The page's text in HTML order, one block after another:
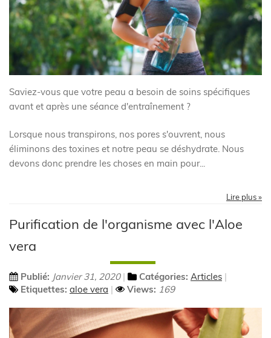
Saviez-vous que votre peau a besoin de soins spécifiques
avant et après une séance d'entraînement ?
Lorsque nous transpirons, nos pores s'ouvrent, nous
éliminons des toxines et notre peau se déshydrate. Nous
devons donc prendre les choses en main pour...
Lire plus »
Purification de l'organisme avec l'Aloe
vera
Publié: Janvier 31, 2020 Catégories: Articles
Etiquettes: aloe vera Views: 169